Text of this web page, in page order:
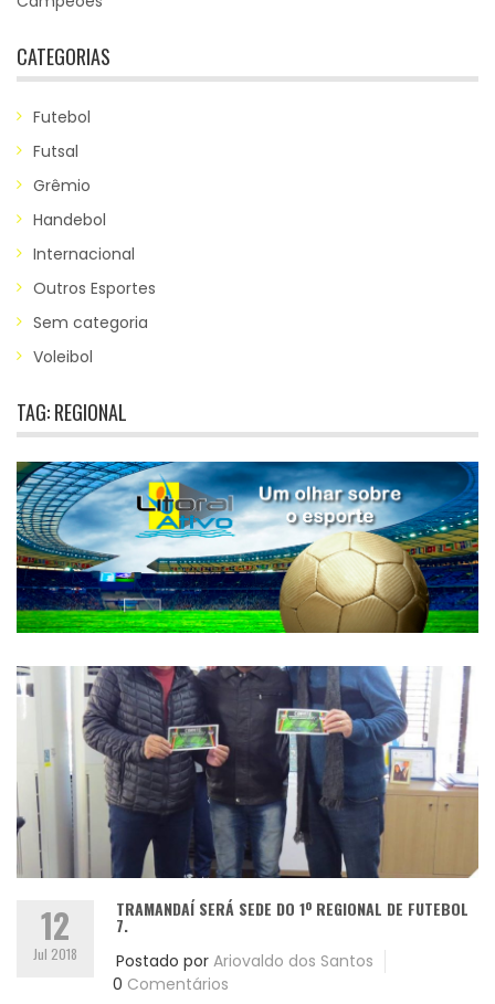
CATEGORIAS
Futebol
Futsal
Grêmio
Handebol
Internacional
Outros Esportes
Sem categoria
Voleibol
TAG:REGIONAL
12
Jul 2018
TRAMANDAÍ SERÁ SEDE DO 1º REGIONAL DE FUTEBOL
7.
Postado por Ariovaldo dos Santos
0 Comentários